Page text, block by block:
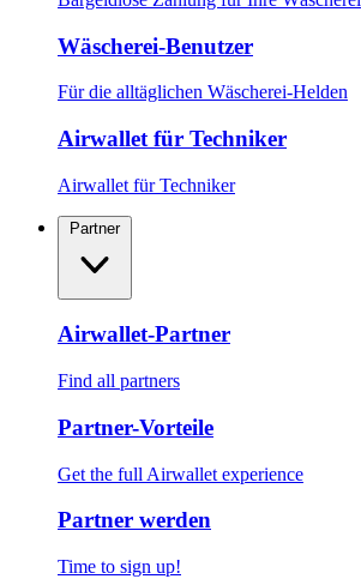
Wäscherei-Benutzer
Für die alltäglichen Wäscherei-Helden
Airwallet für Techniker
Airwallet für Techniker
Partner
Airwallet-Partner
Find all partners
Partner-Vorteile
Get the full Airwallet experience
Partner werden
Time to sign up!